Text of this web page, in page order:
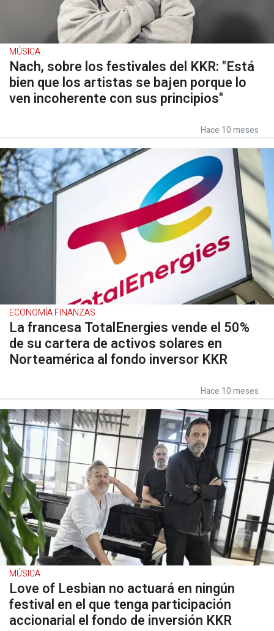
MÚSICA
Nach, sobre los festivales del KKR: "Está
bien que los artistas se bajen porque lo
ven incoherente con sus principios"
Hace 10 meses
ECONOMÍA FINANZAS
La francesa TotalEnergies vende el 50%
de su cartera de activos solares en
Norteamérica al fondo inversor KKR
Hace 10 meses
MÚSICA
Love of Lesbian no actuará en ningún
festival en el que tenga participación
accionarial el fondo de inversión KKR